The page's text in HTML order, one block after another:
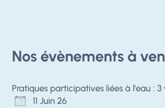
Nos évènements à
Pratiques participatives liées à l'eau : 3
11 Juin 26